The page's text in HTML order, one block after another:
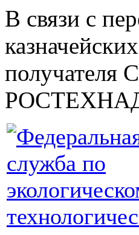
В связи с